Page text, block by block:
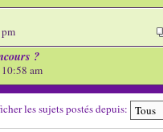
?
am
les sujets postés depuis: